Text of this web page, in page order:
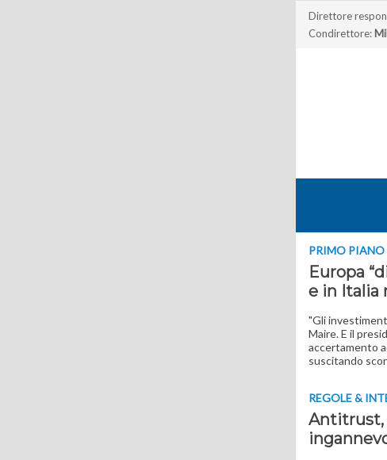
Direttore
Condirettore:
PRIMO PIANO
Europa
e in Italia
"Gli
Maire. E il
accertamento
suscitando
REGOLE &
Antitrust,